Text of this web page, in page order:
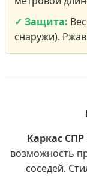
✓ Защита:
снаружи).
Каркас СПР
возможность
соседей.